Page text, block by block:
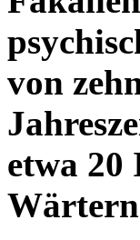
von
etwa 20